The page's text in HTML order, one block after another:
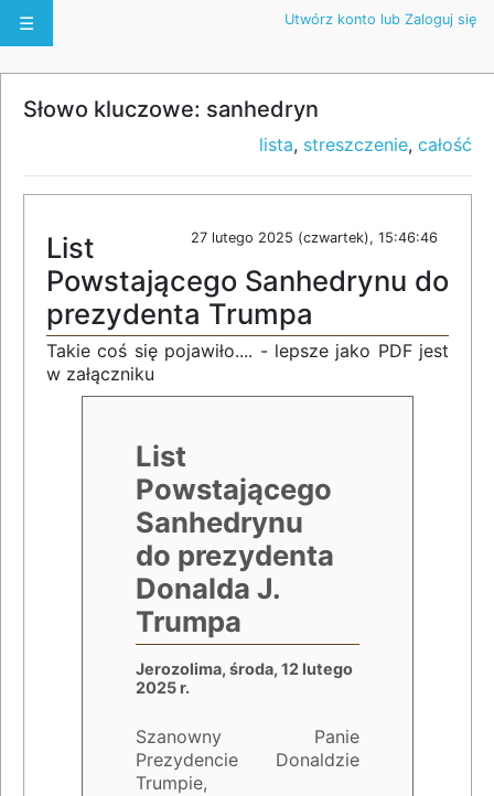
☰ Utwórz konto lub Zaloguj się
Słowo kluczowe: sanhedryn
lista, streszczenie, całość
27 lutego 2025 (czwartek), 15:46:46
List
Powstającego Sanhedrynu do
prezydenta Trumpa
Takie coś się pojawiło.... - lepsze jako PDF jest
w załączniku
List
Powstającego
Sanhedrynu
do prezydenta
Donalda J.
Trumpa
Jerozolima, środa, 12 lutego
2025 r.
Szanowny Panie
Prezydencie Donaldzie
Trumpie,